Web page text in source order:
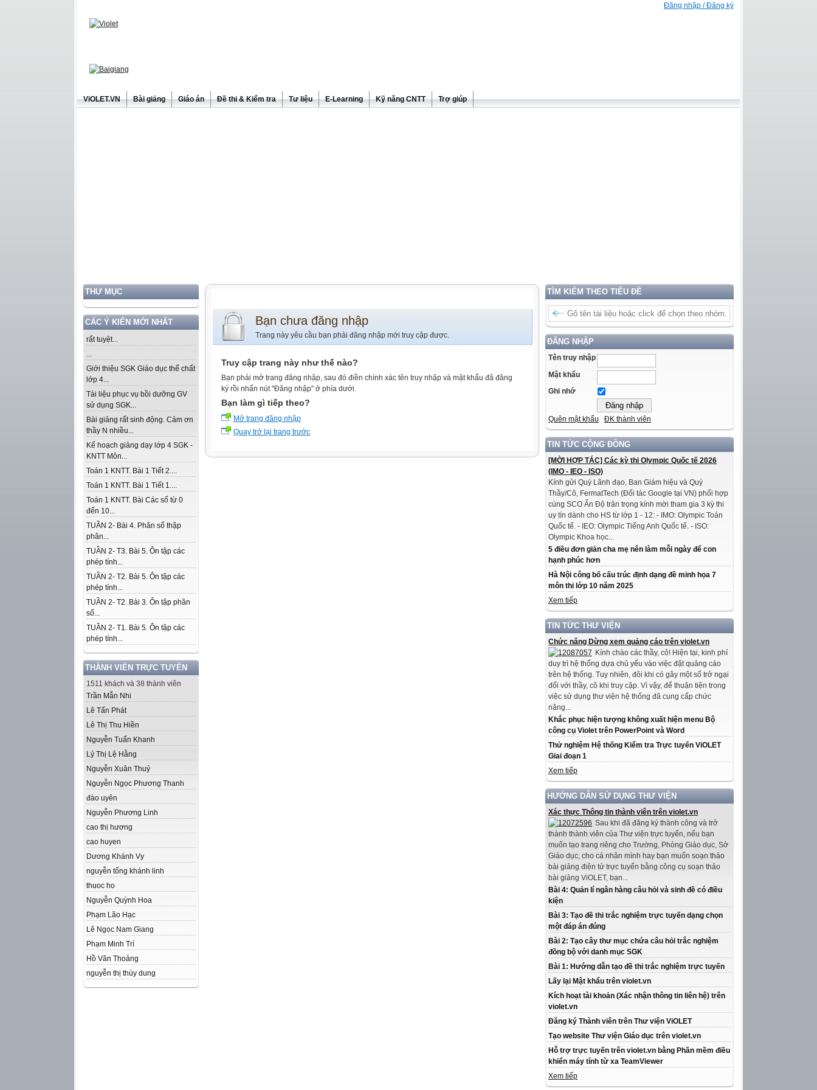
Đăng nhập / Đăng ký
ViOLET.VN Bài giảng Giáo án Đề thi & Kiểm tra Tư liệu E-Learning Kỹ năng CNTT Trợ giúp
THƯ MỤC
CÁC Ý KIẾN MỚI NHẤT
rất tuyệt...
...
Giới thiệu SGK Giáo dục thể chất
lớp 4...
Tài liệu phục vụ bồi dưỡng GV
sử dụng SGK...
Bài giảng rất sinh động. Cảm ơn
thầy N nhiều...
Kế hoạch giảng dạy lớp 4 SGK -
KNTT Môn...
Toán 1 KNTT. Bài 1 Tiết 2....
Toán 1 KNTT. Bài 1 Tiết 1....
Toán 1 KNTT. Bài Các số từ 0
đến 10...
TUẦN 2- Bài 4. Phân số thập
phân...
TUẦN 2- T3. Bài 5. Ôn tập các
phép tính...
TUẦN 2- T2. Bài 5. Ôn tập các
phép tính...
TUẦN 2- T2. Bài 3. Ôn tập phân
số...
TUẦN 2- T1. Bài 5. Ôn tập các
phép tính...
THÀNH VIÊN TRỰC TUYẾN
1511 khách và 38 thành viên
Trần Mẫn Nhi
Lê Tấn Phát
Lê Thị Thu Hiền
Nguyễn Tuấn Khanh
Lý Thị Lệ Hằng
Nguyễn Xuân Thuỷ
Nguyễn Ngọc Phương Thanh
đào uyên
Nguyễn Phương Linh
cao thị hương
cao huyen
Dương Khánh Vy
nguyễn tống khánh linh
thuoc ho
Nguyễn Quỳnh Hoa
Phạm Lão Hạc
Lê Ngọc Nam Giang
Phạm Minh Trí
Hồ Văn Thoảng
nguyễn thị thùy dung
TÌM KIẾM THEO TIÊU ĐỀ
ĐĂNG NHẬP
Tên truy nhập
Mật khẩu
Ghi nhớ
Quên mật khẩu ĐK thành viên
TIN TỨC CỘNG ĐỒNG
[MỜI HỢP TÁC] Các kỳ thi Olympic Quốc tế 2026
(IMO - IEO - ISO)
Kính gửi Quý Lãnh đạo, Ban Giám hiệu và Quý
Thầy/Cô, FermatTech (Đối tác Google tại VN) phối hợp
cùng SCO Ấn Độ trân trọng kính mời tham gia 3 kỳ thi
uy tín dành cho HS từ lớp 1 - 12: - IMO: Olympic Toán
Quốc tế. - IEO: Olympic Tiếng Anh Quốc tế. - ISO:
Olympic Khoa học...
5 điều đơn giản cha mẹ nên làm mỗi ngày để con
hạnh phúc hơn
Hà Nội công bố cấu trúc định dạng đề minh họa 7
môn thi lớp 10 năm 2025
Xem tiếp
TIN TỨC THƯ VIỆN
Chức năng Dừng xem quảng cáo trên violet.vn
Kính chào các thầy, cô! Hiện tại, kinh phí
duy trì hệ thống dựa chủ yếu vào việc đặt quảng cáo
trên hệ thống. Tuy nhiên, đôi khi có gây một số trở ngại
đối với thầy, cô khi truy cập. Vì vậy, để thuận tiện trong
việc sử dụng thư viện hệ thống đã cung cấp chức
năng...
Khắc phục hiện tượng không xuất hiện menu Bộ
công cụ Violet trên PowerPoint và Word
Thử nghiệm Hệ thống Kiểm tra Trực tuyến ViOLET
Giai đoạn 1
Xem tiếp
HƯỚNG DẪN SỬ DỤNG THƯ VIỆN
Xác thực Thông tin thành viên trên violet.vn
Sau khi đã đăng ký thành công và trở
thành thành viên của Thư viện trực tuyến, nếu bạn
muốn tạo trang riêng cho Trường, Phòng Giáo dục, Sở
Giáo dục, cho cá nhân mình hay bạn muốn soạn thảo
bài giảng điện tử trực tuyến bằng công cụ soạn thảo
bài giảng ViOLET, bạn...
Bài 4: Quản lí ngân hàng câu hỏi và sinh đề có điều
kiện
Bài 3: Tạo đề thi trắc nghiệm trực tuyến dạng chọn
một đáp án đúng
Bài 2: Tạo cây thư mục chứa câu hỏi trắc nghiệm
đồng bộ với danh mục SGK
Bài 1: Hướng dẫn tạo đề thi trắc nghiệm trực tuyến
Lấy lại Mật khẩu trên violet.vn
Kích hoạt tài khoản (Xác nhận thông tin liên hệ) trên
violet.vn
Đăng ký Thành viên trên Thư viện ViOLET
Tạo website Thư viện Giáo dục trên violet.vn
Hỗ trợ trực tuyến trên violet.vn bằng Phần mềm điều
khiển máy tính từ xa TeamViewer
Xem tiếp
Bạn chưa đăng nhập
Trang này yêu cầu bạn phải đăng nhập mới truy cập được.
Truy cập trang này như thế nào?
Bạn phải mở trang đăng nhập, sau đó điền chính xác tên truy nhập và mật khẩu đã đăng
ký rồi nhấn nút "Đăng nhập" ở phía dưới.
Bạn làm gì tiếp theo?
Mở trang đăng nhập
Quay trở lại trang trước